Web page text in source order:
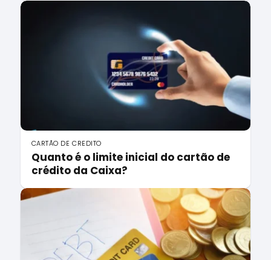
CARTÃO DE CREDITO
Quanto é o limite inicial do cartão de
crédito da Caixa?